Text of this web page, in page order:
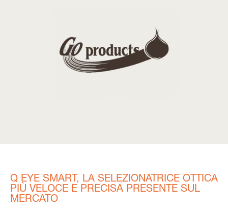
Q EYE SMART, LA SELEZIONATRICE OTTICA
PIÙ VELOCE E PRECISA PRESENTE SUL
MERCATO